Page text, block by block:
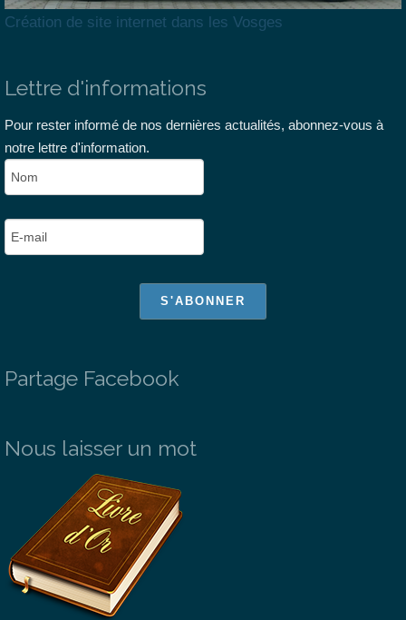
Création de site internet dans les Vosges
Lettre d'informations
Pour rester informé de nos dernières actualités, abonnez-vous à
notre lettre d'information.
Partage Facebook
Nous laisser un mot